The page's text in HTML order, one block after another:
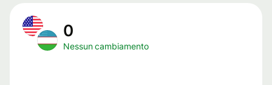
0
Nessun cambiamento